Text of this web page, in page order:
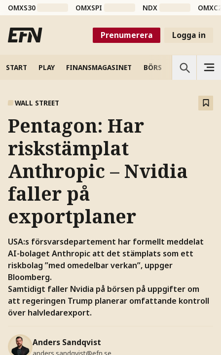
OMXS30 OMXSPI NDX
Prenumerera Logga in
START PLAY FINANSMAGASINET BÖRS VETENSKAP
WALL STREET
Pentagon: Har
riskstämplat
Anthropic – Nvidia
faller på
exportplaner
USA:s försvarsdepartement har formellt meddelat
AI-bolaget Anthropic att det stämplats som ett
riskbolag ”med omedelbar verkan”, uppger
Bloomberg.
Samtidigt faller Nvidia på börsen på uppgifter om
att regeringen Trump planerar omfattande kontroll
över halvledarexport.
Anders Sandqvist
anders.sandqvist@efn.se